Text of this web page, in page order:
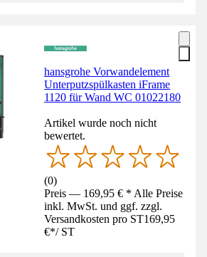
hansgrohe Vorwandelement
Unterputzspülkasten iFrame
1120 für Wand WC 01022180
Artikel wurde noch nicht
bewertet.
(0)
Preis — 169,95 € * Alle Preise
inkl. MwSt. und ggf. zzgl.
Versandkosten pro ST169,95
€*/ ST